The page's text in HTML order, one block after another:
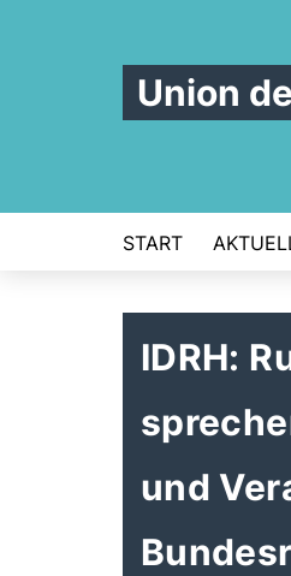
Union
START
IDRH:
und